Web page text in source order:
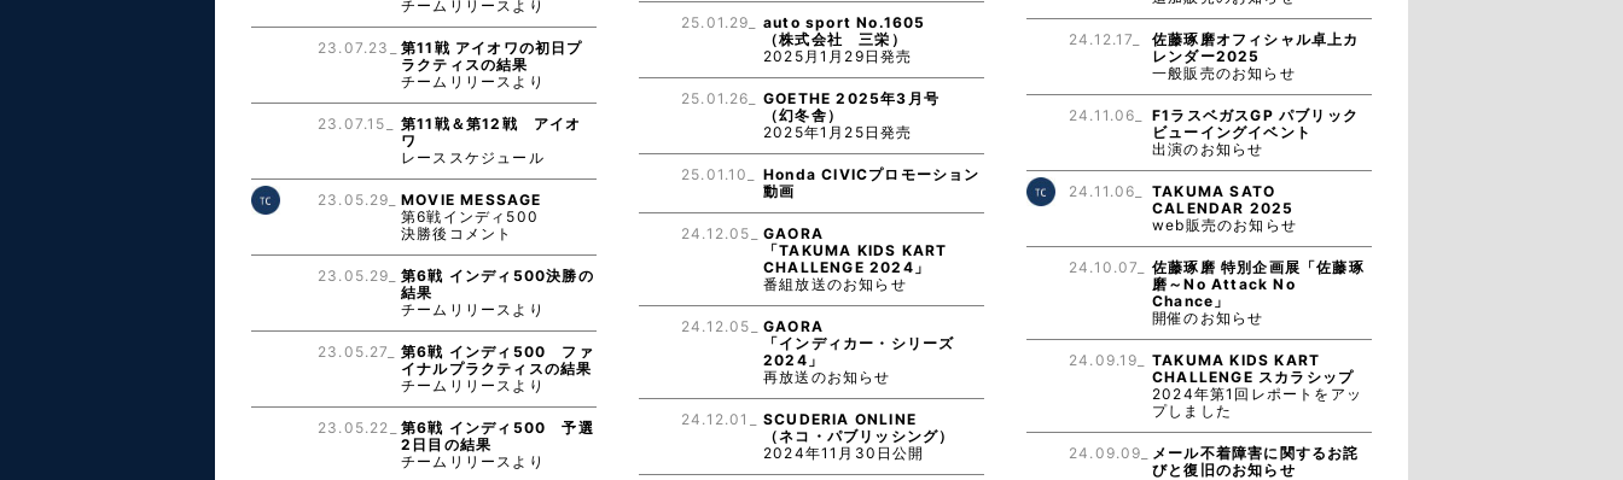
チームリリースより
23.07.23_
第11戦 アイオワの初日プ
ラクティスの結果
チームリリースより
23.07.15_
第11戦＆第12戦 アイオ
ワ
レーススケジュール
23.05.29_
MOVIE MESSAGE
第6戦インディ500
決勝後コメント
23.05.29_
第6戦 インディ500決勝の
結果
チームリリースより
23.05.27_
第6戦 インディ500 ファ
イナルプラクティスの結果
チームリリースより
23.05.22_
第6戦 インディ500 予選
2日目の結果
チームリリースより
25.01.29_
auto sport No.1605
（株式会社 三栄）
2025月1月29日発売
25.01.26_
GOETHE 2025年3月号
（幻冬舎）
2025年1月25日発売
25.01.10_
Honda CIVICプロモーション
動画
24.12.05_
GAORA
「TAKUMA KIDS KART
CHALLENGE 2024」
番組放送のお知らせ
24.12.05_
GAORA
「インディカー・シリーズ
2024」
再放送のお知らせ
24.12.01_
SCUDERIA ONLINE
（ネコ・パブリッシング）
2024年11月30日公開
24.12.17_
佐藤琢磨オフィシャル卓上カ
レンダー2025
一般販売のお知らせ
24.11.06_
F1ラスベガスGP パブリック
ビューイングイベント
出演のお知らせ
24.11.06_
TAKUMA SATO
CALENDAR 2025
web販売のお知らせ
24.10.07_
佐藤琢磨 特別企画展「佐藤琢
磨～No Attack No
Chance」
開催のお知らせ
24.09.19_
TAKUMA KIDS KART
CHALLENGE スカラシップ
2024年第1回レポートをアッ
プしました
24.09.09_
メール不着障害に関するお詫
びと復旧のお知らせ